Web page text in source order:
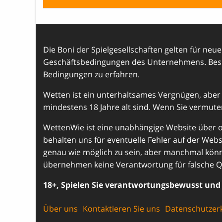
Die Boni der Spielgesellschaften gelten für
Geschäftsbedingungen des Unternehmens.
Bedingungen zu erfahren.
Wetten ist ein unterhaltsames Vergnügen,
mindestens 18 Jahre alt sind. Wenn Sie
WettenWie ist eine unabhängige Website
behalten uns für eventuelle Fehler auf der
genau wie möglich zu sein, aber manchmal
übernehmen keine Verantwortung für falsche
18+, Spielen Sie verantwortungsbewusst
Über uns Kontaktieren Sie uns